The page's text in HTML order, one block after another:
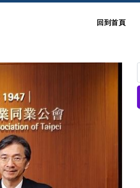
回到首頁